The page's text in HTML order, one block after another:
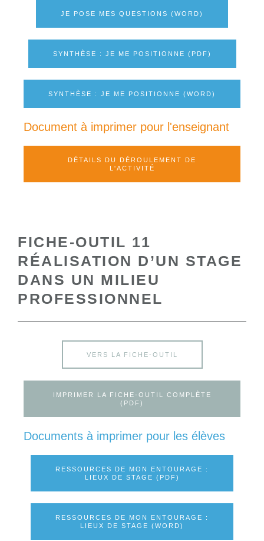
JE POSE MES QUESTIONS (WORD)
SYNTHÈSE : JE ME POSITIONNE (PDF)
SYNTHÈSE : JE ME POSITIONNE (WORD)
Document à imprimer pour l'enseignant
DÉTAILS DU DÉROULEMENT DE
L'ACTIVITÉ
FICHE-OUTIL 11
RÉALISATION D’UN STAGE
DANS UN MILIEU
PROFESSIONNEL
VERS LA FICHE-OUTIL
IMPRIMER LA FICHE-OUTIL COMPLÈTE
(PDF)
Documents à imprimer pour les élèves
RESSOURCES DE MON ENTOURAGE :
LIEUX DE STAGE (PDF)
RESSOURCES DE MON ENTOURAGE :
LIEUX DE STAGE (WORD)